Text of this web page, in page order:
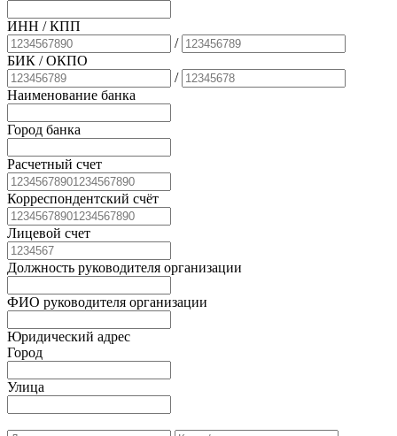
ИНН / КПП
/
БИК / ОКПО
/
Наименование банка
Город банка
Расчетный счет
Корреспондентский счёт
Лицевой счет
Должность руководителя организации
ФИО руководителя организации
Юридический адрес
Город
Улица